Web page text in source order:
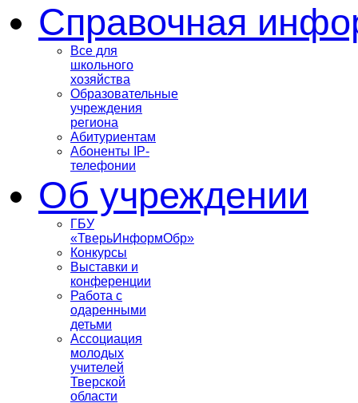
Справочная
Все для
школьного
хозяйства
Образовательные
учреждения
региона
Абитуриентам
Абоненты IP-
телефонии
Об учреждении
ГБУ
«ТверьИнформОбр»
Конкурсы
Выставки и
конференции
Работа с
одаренными
детьми
Ассоциация
молодых
учителей
Тверской
области